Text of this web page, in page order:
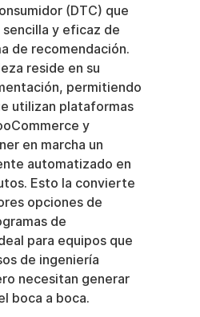
(DTC) que
sencilla y eficaz de
de recomendación.
reside en su
permitiendo
utilizan plataformas
y
en marcha un
automatizado en
Esto la convierte
opciones de
de
para equipos que
de ingeniería
necesitan generar
boca a boca.